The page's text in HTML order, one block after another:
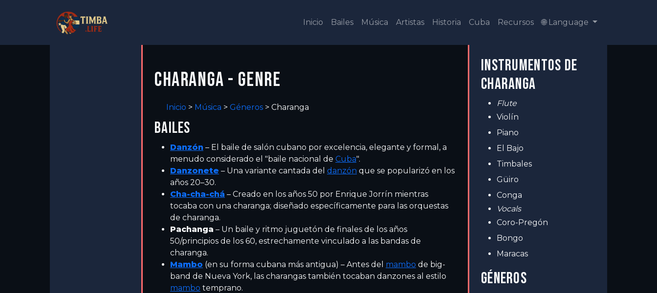
Inicio Bailes Música Artistas Historia Cuba Recursos 🌐 Language
CHARANGA - GENRE
Inicio > Música > Géneros > Charanga
BAILES
Danzón – El baile de salón cubano por excelencia, elegante y formal, a
menudo considerado el "baile nacional de Cuba".
Danzonete – Una variante cantada del danzón que se popularizó en los
años 20–30.
Cha-cha-chá – Creado en los años 50 por Enrique Jorrín mientras
tocaba con una charanga; diseñado específicamente para las orquestas
de charanga.
Pachanga – Un baile y ritmo juguetón de finales de los años
50/principios de los 60, estrechamente vinculado a las bandas de
charanga.
Mambo (en su forma cubana más antigua) – Antes del mambo de big-
band de Nueva York, las charangas también tocaban danzones al estilo
mambo temprano.
INSTRUMENTOS DE
CHARANGA
Flute
Violín
Piano
El Bajo
Timbales
Güiro
Conga
Vocals
Coro-Pregón
Bongo
Maracas
GÉNEROS